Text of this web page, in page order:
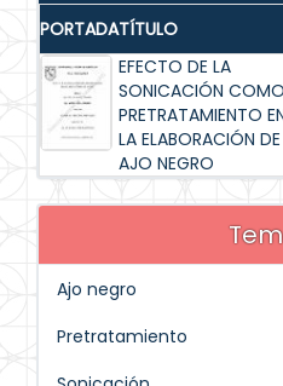
PORTADATÍTULO
EFECTO DE LA
SONICACIÓN COMO
PRETRATAMIENTO
LA ELABORACIÓN DE
AJO NEGRO
Ajo negro
Pretratamiento